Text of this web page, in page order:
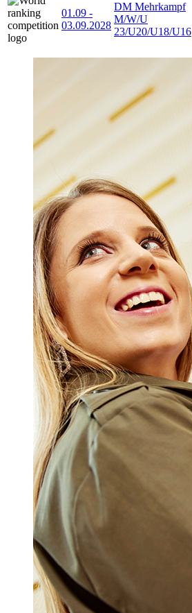
01.09 -
03.09.2028
DM Mehrkampf
M/W/U
23/U20/U18/U16